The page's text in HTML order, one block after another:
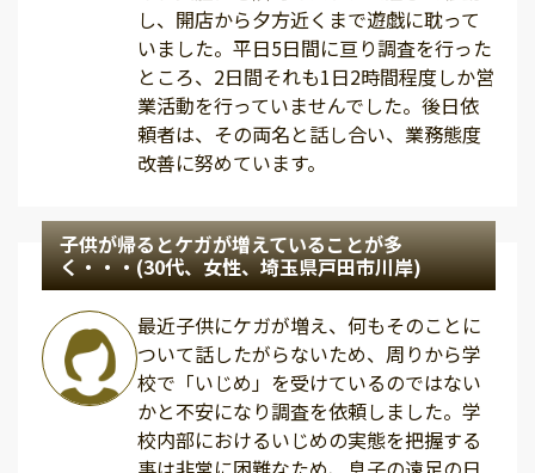
し、開店から夕方近くまで遊戯に耽って
いました。平日5日間に亘り調査を行った
ところ、2日間それも1日2時間程度しか営
業活動を行っていませんでした。後日依
頼者は、その両名と話し合い、業務態度
改善に努めています。
子供が帰るとケガが増えていることが多
く・・・(30代、女性、埼玉県戸田市川岸)
最近子供にケガが増え、何もそのことに
ついて話したがらないため、周りから学
校で「いじめ」を受けているのではない
かと不安になり調査を依頼しました。学
校内部におけるいじめの実態を把握する